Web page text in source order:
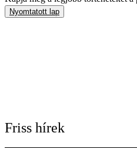
Nyomtatott lap
Friss hírek